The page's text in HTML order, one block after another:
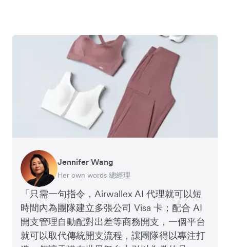
「只需一句指令，Airwallex AI 代理就可以短
時間內為團隊建立多張公司 Visa 卡；配合 AI
開支管理自動配對出差等商務開支，一個平台
就可以取代傳統開支流程，讓團隊得以專注打
Jennifer Wang
Her own words 總經理
Reeve Kwan
GoGoX 聯合創辦人